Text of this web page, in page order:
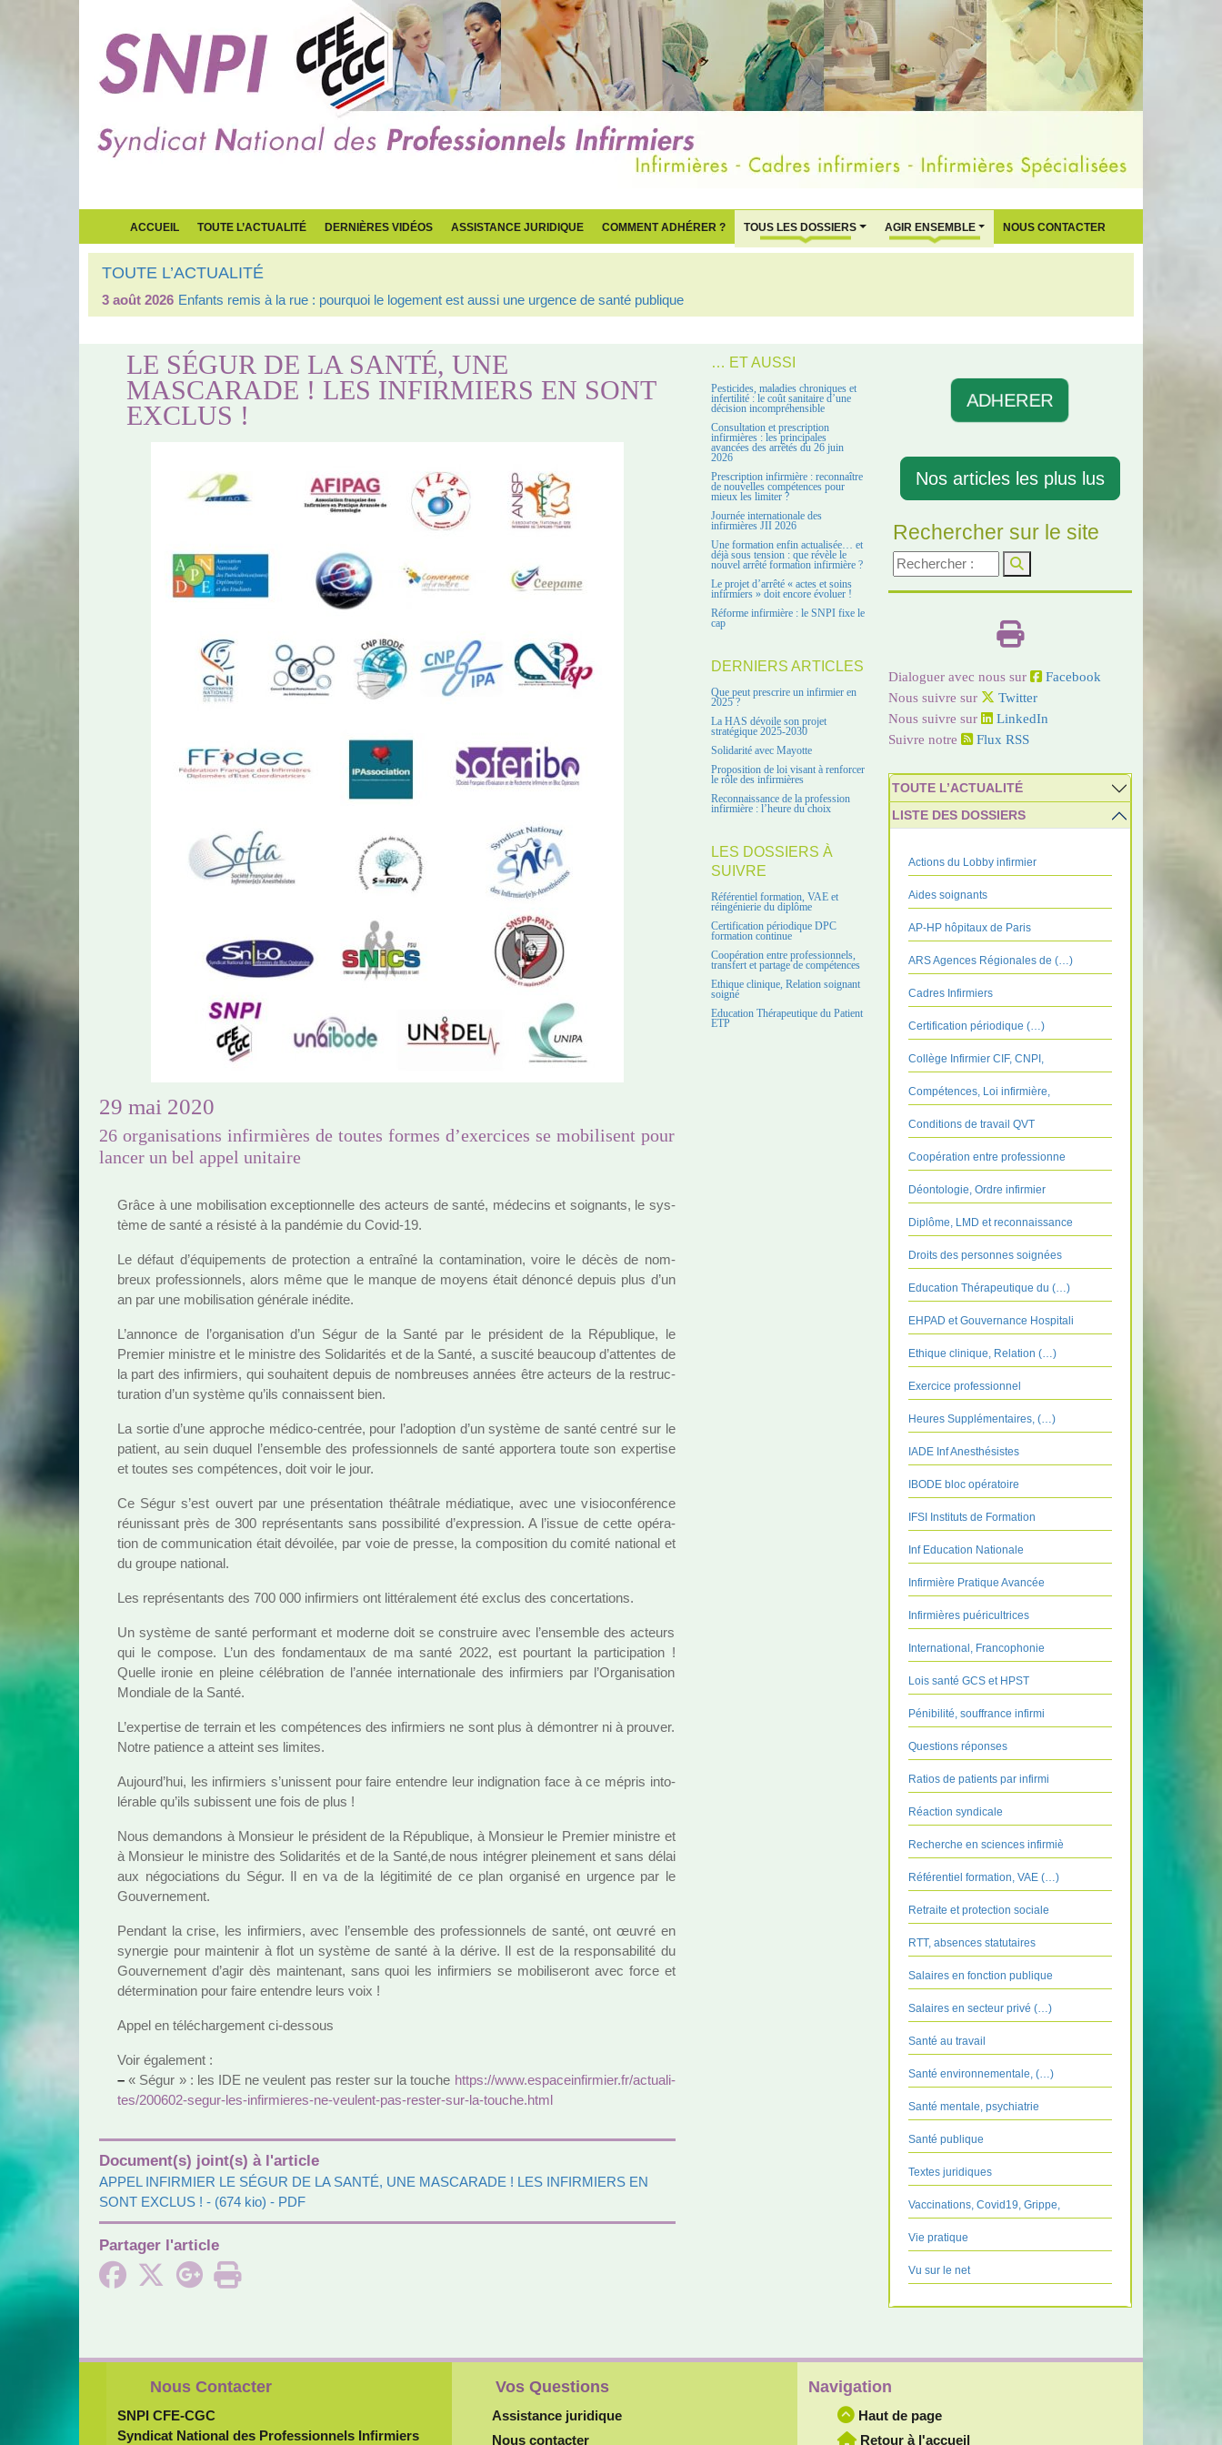
ACCUEIL TOUTE L’ACTUALITÉ DERNIÈRES VIDÉOS ASSISTANCE JURIDIQUE COMMENT ADHÉRER ? TOUS LES DOSSIERS AGIR ENSEMBLE NOUS CONTACTER
TOUTE L’ACTUALITÉ
3 août 2026 Enfants remis à la rue : pourquoi le logement est aussi une urgence de santé publique
LE SÉGUR DE LA SANTÉ, UNE
MASCARADE ! LES INFIRMIERS EN SONT
EXCLUS !
29 mai 2020
26 organisations infirmières de toutes formes d’exercices se mobilisent pour
lancer un bel appel unitaire
Grâce à une mobi­li­sa­tion excep­tion­nelle des acteurs de santé, méde­cins et soi­gnants, le sys­
tème de santé a résisté à la pan­dé­mie du Covid-19.
Le défaut d’équipements de pro­tec­tion a entraîné la conta­mi­na­tion, voire le décès de nom­
breux pro­fes­sion­nels, alors même que le manque de moyens était dénoncé depuis plus d’un
an par une mobi­li­sa­tion géné­rale iné­dite.
L’annonce de l’orga­ni­sa­tion d’un Ségur de la Santé par le pré­si­dent de la République, le
Premier minis­tre et le minis­tre des Solidarités et de la Santé, a sus­cité beau­coup d’atten­tes de
la part des infir­miers, qui sou­hai­tent depuis de nom­breu­ses années être acteurs de la restruc­
tu­ra­tion d’un sys­tème qu’ils connais­sent bien.
La sortie d’une appro­che médico-cen­trée, pour l’adop­tion d’un sys­tème de santé centré sur le
patient, au sein duquel l’ensem­ble des pro­fes­sion­nels de santé appor­tera toute son exper­tise
et toutes ses com­pé­ten­ces, doit voir le jour.
Ce Ségur s’est ouvert par une pré­sen­ta­tion théâ­trale média­ti­que, avec une visio­confé­rence
réu­nis­sant près de 300 repré­sen­tants sans pos­si­bi­lité d’expres­sion. A l’issue de cette opé­ra­
tion de com­mu­ni­ca­tion était dévoi­lée, par voie de presse, la com­po­si­tion du comité natio­nal et
du groupe natio­nal.
Les repré­sen­tants des 700 000 infir­miers ont lit­té­ra­le­ment été exclus des concer­ta­tions.
Un sys­tème de santé per­for­mant et moderne doit se cons­truire avec l’ensem­ble des acteurs
qui le com­pose. L’un des fon­da­men­taux de ma santé 2022, est pour­tant la par­ti­ci­pa­tion !
Quelle ironie en pleine célé­bra­tion de l’année inter­na­tio­nale des infir­miers par l’Organisation
Mondiale de la Santé.
L’exper­tise de ter­rain et les com­pé­ten­ces des infir­miers ne sont plus à démon­trer ni à prou­ver.
Notre patience a atteint ses limi­tes.
Aujourd’hui, les infir­miers s’unis­sent pour faire enten­dre leur indi­gna­tion face à ce mépris into­
lé­ra­ble qu’ils subis­sent une fois de plus !
Nous deman­dons à Monsieur le pré­si­dent de la République, à Monsieur le Premier minis­tre et
à Monsieur le minis­tre des Solidarités et de la Santé,de nous inté­grer plei­ne­ment et sans délai
aux négo­cia­tions du Ségur. Il en va de la légi­ti­mité de ce plan orga­nisé en urgence par le
Gouvernement.
Pendant la crise, les infir­miers, avec l’ensem­ble des pro­fes­sion­nels de santé, ont œuvré en
syner­gie pour main­te­nir à flot un sys­tème de santé à la dérive. Il est de la res­pon­sa­bi­lité du
Gouvernement d’agir dès main­te­nant, sans quoi les infir­miers se mobi­li­se­ront avec force et
déter­mi­na­tion pour faire enten­dre leurs voix !
Appel en télé­char­ge­ment ci-des­sous
Voir également :
– « Ségur » : les IDE ne veu­lent pas rester sur la touche https://www.espa­cein­fir­mier.fr/actua­li­
tes/200602-segur-les-infir­mie­res-ne-veu­lent-pas-rester-sur-la-touche.html
Document(s) joint(s) à l'article
APPEL INFIRMIER LE SÉGUR DE LA SANTÉ, UNE MASCARADE ! LES INFIRMIERS EN
SONT EXCLUS ! - (674 kio) - PDF
Partager l'article
… ET AUSSI
Pesticides, maladies chroniques et
infertilité : le coût sanitaire d’une
décision incompréhensible
Consultation et prescription
infirmières : les principales
avancées des arrêtés du 26 juin
2026
Prescription infirmière : reconnaître
de nouvelles compétences pour
mieux les limiter ?
Journée internationale des
infirmières JII 2026
Une formation enfin actualisée… et
déjà sous tension : que révèle le
nouvel arrêté formation infirmière ?
Le projet d’arrêté « actes et soins
infirmiers » doit encore évoluer !
Réforme infirmière : le SNPI fixe le
cap
DERNIERS ARTICLES
Que peut prescrire un infirmier en
2025 ?
La HAS dévoile son projet
stratégique 2025-2030
Solidarité avec Mayotte
Proposition de loi visant à renforcer
le rôle des infirmières
Reconnaissance de la profession
infirmière : l’heure du choix
LES DOSSIERS À
SUIVRE
Référentiel formation, VAE et
réingénierie du diplôme
Certification périodique DPC
formation continue
Coopération entre professionnels,
transfert et partage de compétences
Ethique clinique, Relation soignant
soigné
Education Thérapeutique du Patient
ETP
ADHERER
Nos articles les plus lus
Rechercher sur le site
Dialoguer avec nous sur
Facebook
Nous suivre sur
Twitter
Nous suivre sur
LinkedIn
Suivre notre
Flux RSS
TOUTE L’ACTUALITÉ
LISTE DES DOSSIERS
Actions du Lobby infirmier
Aides soignants
AP-HP hôpitaux de Paris
ARS Agences Régionales de (…)
Cadres Infirmiers
Certification périodique (…)
Collège Infirmier CIF, CNPI,
Compétences, Loi infirmière,
Conditions de travail QVT
Coopération entre professionne
Déontologie, Ordre infirmier
Diplôme, LMD et reconnaissance
Droits des personnes soignées
Education Thérapeutique du (…)
EHPAD et Gouvernance Hospitali
Ethique clinique, Relation (…)
Exercice professionnel
Heures Supplémentaires, (…)
IADE Inf Anesthésistes
IBODE bloc opératoire
IFSI Instituts de Formation
Inf Education Nationale
Infirmière Pratique Avancée
Infirmières puéricultrices
International, Francophonie
Lois santé GCS et HPST
Pénibilité, souffrance infirmi
Questions réponses
Ratios de patients par infirmi
Réaction syndicale
Recherche en sciences infirmiè
Référentiel formation, VAE (…)
Retraite et protection sociale
RTT, absences statutaires
Salaires en fonction publique
Salaires en secteur privé (…)
Santé au travail
Santé environnementale, (…)
Santé mentale, psychiatrie
Santé publique
Textes juridiques
Vaccinations, Covid19, Grippe,
Vie pratique
Vu sur le net
Nous Contacter
SNPI CFE-CGC
Syndicat National des Professionnels Infirmiers
Vos Questions
Assistance juridique
Nous contacter
Navigation
Haut de page
Retour à l'accueil